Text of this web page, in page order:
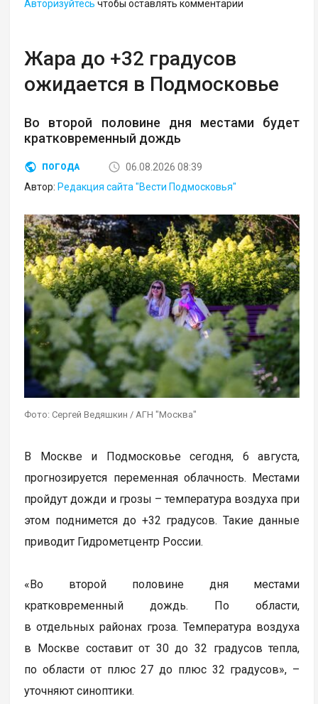
Авторизуйтесь чтобы оставлять комментарии
Жара до +32 градусов
ожидается в Подмосковье
Во второй половине дня местами будет
кратковременный дождь
ПОГОДА
06.08.2026 08:39
Автор: Редакция сайта "Вести Подмосковья"
Фото: Сергей Ведяшкин / АГН "Москва"
В Москве и Подмосковье сегодня, 6 августа,
прогнозируется переменная облачность. Местами
пройдут дожди и грозы – температура воздуха при
этом поднимется до +32 градусов. Такие данные
приводит Гидрометцентр России.
«Во второй половине дня местами
кратковременный дождь. По области,
в отдельных районах гроза. Температура воздуха
в Москве составит от 30 до 32 градусов тепла,
по области от плюс 27 до плюс 32 градусов», –
уточняют синоптики.